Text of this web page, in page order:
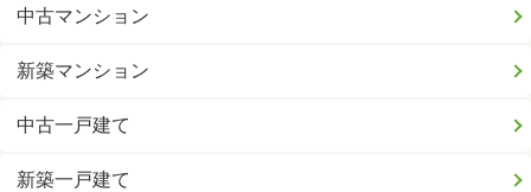
中古マンション
新築マンション
中古一戸建て
新築一戸建て